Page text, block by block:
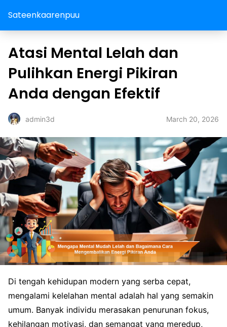
Sateenkaarenpuu
Atasi Mental Lelah dan
Pulihkan Energi Pikiran
Anda dengan Efektif
admin3d March 20, 2026
Di tengah kehidupan modern yang serba cepat,
mengalami kelelahan mental adalah hal yang semakin
umum. Banyak individu merasakan penurunan fokus,
kehilangan motivasi, dan semangat yang meredup,